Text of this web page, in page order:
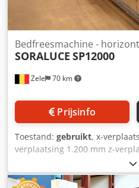
Zele 70 km
Bedfreesmachine -
SORALUCE SP12000
Prijsinfo
Toestand: gebruikt, x-
verplaatsing 1.200 mm z-
Heidenhain TNC 426-CA
Tafelafmeting 1.100 x 12.000